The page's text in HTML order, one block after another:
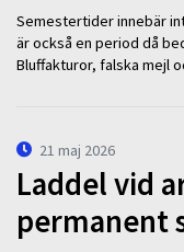
Semestertider innebär
är också en period då
Bluffakturor, falska mejl
21 maj 2026
Laddel vid
permanent